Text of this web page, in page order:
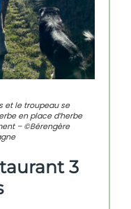
et le troupeau se
en place d’herbe
– ©Bérengère
3